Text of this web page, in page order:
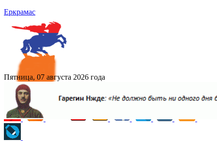
Еркрамас
Пятница, 07 августа 2026 года